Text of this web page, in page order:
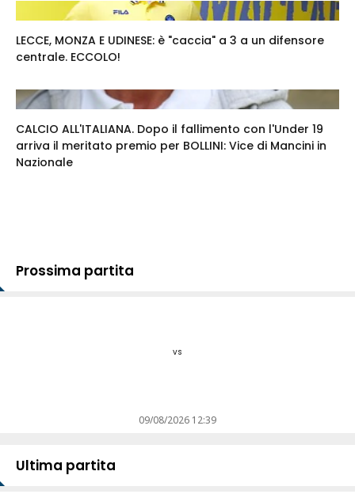
LECCE, MONZA E UDINESE: è "caccia" a 3 a un difensore
centrale. ECCOLO!
CALCIO ALL'ITALIANA. Dopo il fallimento con l'Under 19
arriva il meritato premio per BOLLINI: Vice di Mancini in
Nazionale
Prossima partita
vs
09/08/2026 12:39
Ultima partita